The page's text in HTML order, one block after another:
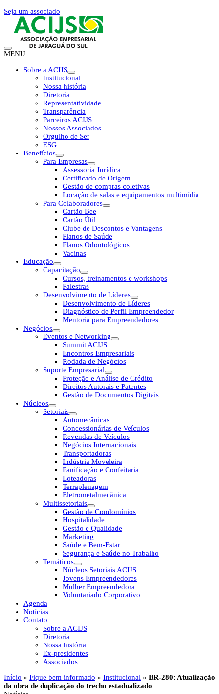
Seja um associado
MENU
Sobre a ACIJS
Institucional
Nossa história
Diretoria
Representatividade
Transparência
Parceiros ACIJS
Nossos Associados
Orgulho de Ser
ESG
Benefícios
Para Empresas
Assessoria Jurídica
Certificado de Origem
Gestão de compras coletivas
Locação de salas e equipamentos multimídia
Para Colaboradores
Cartão Bee
Cartão Útil
Clube de Descontos e Vantagens
Planos de Saúde
Planos Odontológicos
Vacinas
Educação
Capacitação
Cursos, treinamentos e workshops
Palestras
Desenvolvimento de Líderes
Desenvolvimento de Líderes
Diagnóstico de Perfil Empreendedor
Mentoria para Empreendedores
Negócios
Eventos e Networking
Summit ACIJS
Encontros Empresariais
Rodada de Negócios
Suporte Empresarial
Proteção e Análise de Crédito
Direitos Autorais e Patentes
Gestão de Documentos Digitais
Núcleos
Setoriais
Automecânicas
Concessionárias de Veículos
Revendas de Veículos
Negócios Internacionais
Transportadoras
Indústria Moveleira
Panificação e Confeitaria
Loteadoras
Terraplenagem
Eletrometalmecânica
Multissetoriais
Gestão de Condomínios
Hospitalidade
Gestão e Qualidade
Marketing
Saúde e Bem-Estar
Segurança e Saúde no Trabalho
Temáticos
Núcleos Setoriais ACIJS
Jovens Empreendedores
Mulher Empreendedora
Voluntariado Corporativo
Agenda
Notícias
Contato
Sobre a ACIJS
Diretoria
Nossa história
Ex-presidentes
Associados
Início » Fique bem informado » Institucional » BR-280: Atualização
da obra de duplicação do trecho estadualizado